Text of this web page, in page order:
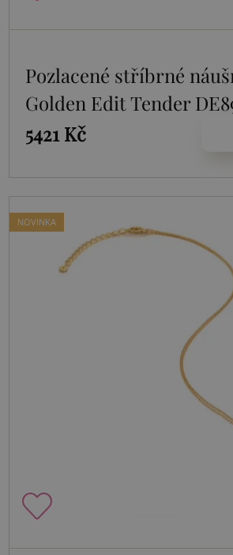
Pozlacené stříbrné
Golden Edit Tender
5421 Kč
NOVINKA